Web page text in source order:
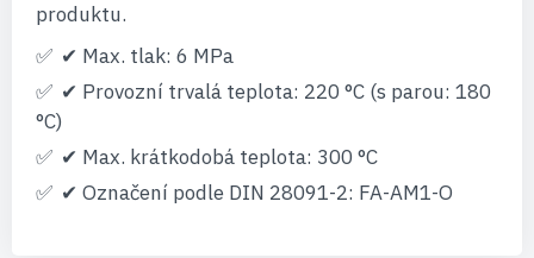
produktu.
✔ Max. tlak: 6 MPa
✔ Provozní trvalá teplota: 220 °C (s parou: 180
°C)
✔ Max. krátkodobá teplota: 300 °C
✔ Označení podle DIN 28091-2: FA-AM1-O